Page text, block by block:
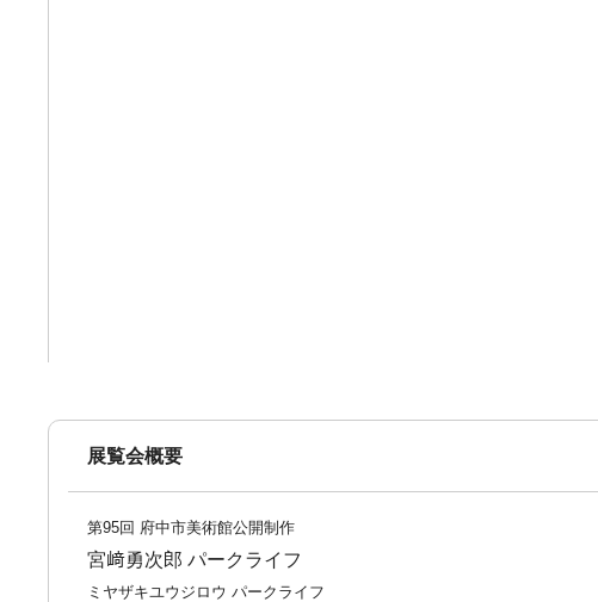
展覧会概要
第95回 府中市美術館公開制作
宮﨑勇次郎 パークライフ
ミヤザキユウジロウ パークライフ